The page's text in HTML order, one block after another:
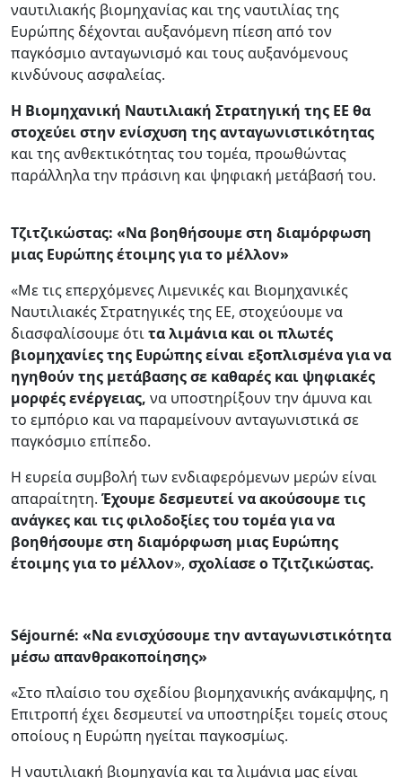
ναυτιλιακής βιομηχανίας και της ναυτιλίας της
Ευρώπης δέχονται αυξανόμενη πίεση από τον
παγκόσμιο ανταγωνισμό και τους αυξανόμενους
κινδύνους ασφαλείας.
Η Βιομηχανική Ναυτιλιακή Στρατηγική της ΕΕ θα
στοχεύειστην ενίσχυση της ανταγωνιστικότητας
και της ανθεκτικότητας του τομέα, προωθώντας
παράλληλα την πράσινη και ψηφιακή μετάβασή του.
Τζιτζικώστας: «Να βοηθήσουμε στη διαμόρφωση
μιας Ευρώπης έτοιμης για το μέλλον»
«Με τις επερχόμενες Λιμενικές και Βιομηχανικές
Ναυτιλιακές Στρατηγικές της ΕΕ, στοχεύουμε να
διασφαλίσουμε ότιτα λιμάνια και οι πλωτές
βιομηχανίες της Ευρώπης είναι εξοπλισμένα για να
ηγηθούν της μετάβασης σε καθαρές και ψηφιακές
μορφές ενέργειας, να υποστηρίξουν την άμυνα και
το εμπόριο και να παραμείνουν ανταγωνιστικά σε
παγκόσμιο επίπεδο.
Η ευρεία συμβολή των ενδιαφερόμενων μερών είναι
απαραίτητη. Έχουμε δεσμευτεί να ακούσουμε τις
ανάγκες και τις φιλοδοξίες του τομέα για να
βοηθήσουμε στη διαμόρφωση μιας Ευρώπης
έτοιμης για το μέλλον», σχολίασε ο Τζιτζικώστας.
Séjourné: «Να ενισχύσουμε την ανταγωνιστικότητα
μέσω απανθρακοποίησης»
«Στο πλαίσιο του σχεδίου βιομηχανικής ανάκαμψης, η
Επιτροπή έχει δεσμευτεί να υποστηρίξει τομείς στους
οποίους η Ευρώπη ηγείται παγκοσμίως.
Η ναυτιλιακή βιομηχανία και τα λιμάνια μας είναι